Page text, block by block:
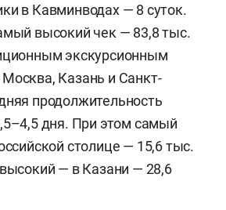
в Кавминводах — 8 суток.
высокий чек — 83,8 тыс.
экскурсионным
Казань и Санкт-
продолжительность
дня. При этом самый
столице — 15,6 тыс.
— в Казани — 28,6